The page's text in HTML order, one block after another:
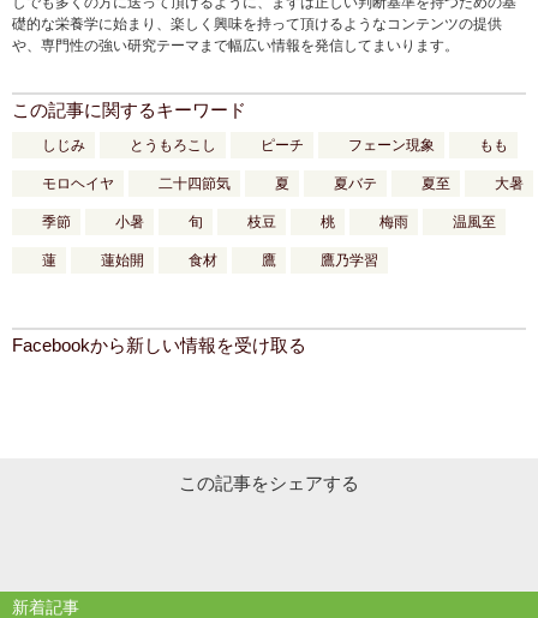
礎的な栄養学に始まり、楽しく興味を持って頂けるようなコンテンツの提供
や、専門性の強い研究テーマまで幅広い情報を発信してまいります。
この記事に関するキーワード
しじみ とうもろこし ピーチ フェーン現象 もも
モロヘイヤ 二十四節気 夏 夏バテ 夏至 大暑
季節 小暑 旬 枝豆 桃 梅雨 温風至
蓮 蓮始開 食材 鷹 鷹乃学習
Facebookから新しい情報を受け取る
この記事をシェアする
新着記事